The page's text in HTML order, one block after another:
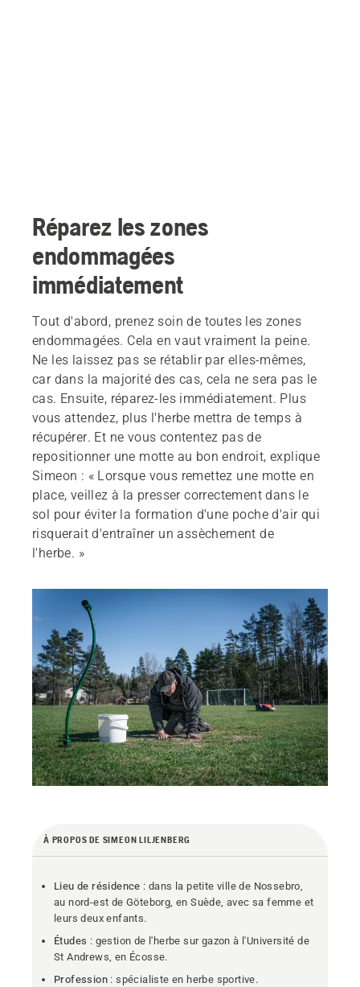
Réparez les zones
endommagées
immédiatement
Tout d'abord, prenez soin de toutes les zones
endommagées. Cela en vaut vraiment la peine.
Ne les laissez pas se rétablir par elles-mêmes,
car dans la majorité des cas, cela ne sera pas le
cas. Ensuite, réparez-les immédiatement. Plus
vous attendez, plus l'herbe mettra de temps à
récupérer. Et ne vous contentez pas de
repositionner une motte au bon endroit, explique
Simeon : « Lorsque vous remettez une motte en
place, veillez à la presser correctement dans le
sol pour éviter la formation d'une poche d'air qui
risquerait d'entraîner un assèchement de
l'herbe. »
À PROPOS DE SIMEON LILJENBERG
Lieu de résidence : dans la petite ville de Nossebro,
au nord-est de Göteborg, en Suède, avec sa femme et
leurs deux enfants.
Études : gestion de l'herbe sur gazon à l'Université de
St Andrews, en Écosse.
Profession : spécialiste en herbe sportive.